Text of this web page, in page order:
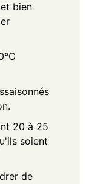
bien
20 à 25
soient
de